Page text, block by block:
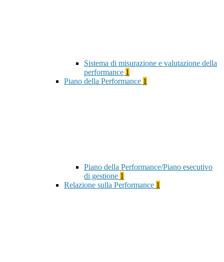
Sistema di misurazione e valutazione della
performance 1
Piano della Performance 1
Piano della Performance/Piano esecutivo
di gestione 1
Relazione sulla Performance 1